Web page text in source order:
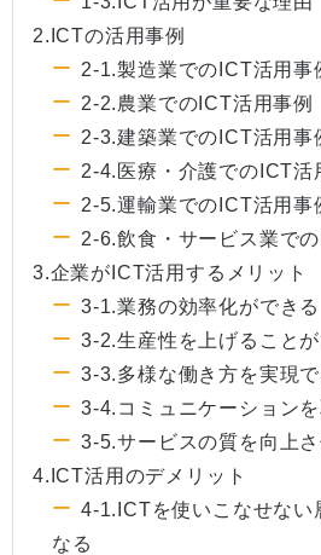
2.ICTの活用事例
2-1.製造業でのICT活用事
2-2.農業でのICT活用事例
2-3.建築業でのICT活用事
2-4.医療・介護でのICT活
2-5.運輸業でのICT活用事
2-6.飲食・サービス業で
3.企業がICT活用するメリット
3-1.業務の効率化ができる
3-2.生産性を上げること
3-3.多様な働き方を実現で
3-4.コミュニケーション
3-5.サービスの質を向上
4.ICT活用のデメリット
4-1.ICTを使いこなせない
なる